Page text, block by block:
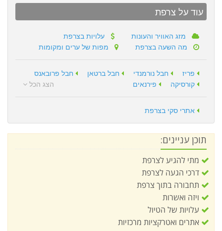
עוד על צרפת
מזג האוויר והעונות
עלויות בצרפת
מה השעה בצרפת
מפות של ערים ומקומות
פריז חבל נורמנדי חבל ברטאן
חבל פרובאנס
קורסיקה
פירנאים הצג הכל
אתרי סקי בצרפת
תוכן עניינים:
מתי להגיע לצרפת
דרכי הגעה לצרפת
תחבורה בתוך צרפת
ויזה ואשרות
עלויות של הטיול
אתרים ואטרקציות מרכזיות